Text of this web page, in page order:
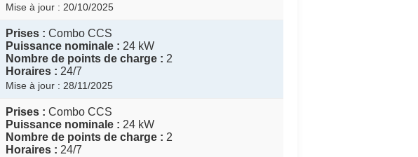
Mise à jour : 20/10/2025
Prises : Combo CCS
Puissance nominale : 24 kW
Nombre de points de charge : 2
Horaires : 24/7
Mise à jour : 28/11/2025
Prises : Combo CCS
Puissance nominale : 24 kW
Nombre de points de charge : 2
Horaires : 24/7